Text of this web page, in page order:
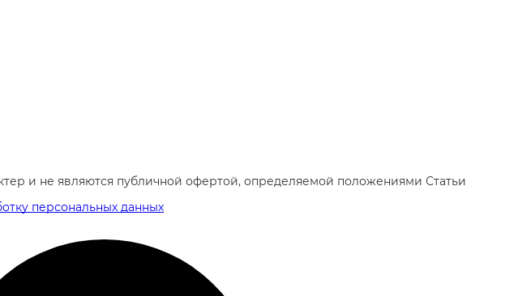
и не являются публичной офертой, определяемой положениями Статьи
персональных данных